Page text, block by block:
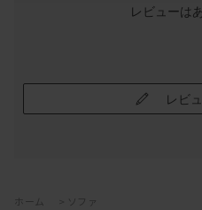
レビューは
レビ
ホーム
ソファ